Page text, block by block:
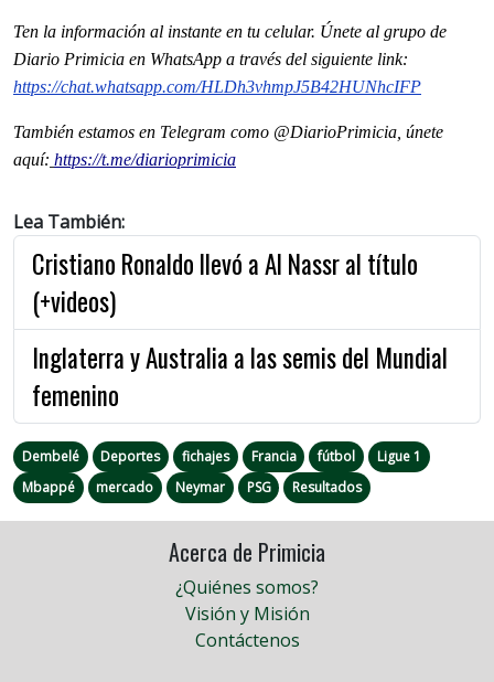
Ten la información al instante en tu celular. Únete al grupo de
Diario Primicia en WhatsApp a través del siguiente link:
https://chat.whatsapp.com/HLDh3vhmpJ5B42HUNhcIFP
También estamos en Telegram como @DiarioPrimicia, únete
aquí: https://t.me/diarioprimicia
Lea También:
Cristiano Ronaldo llevó a Al Nassr al título
(+videos)
Inglaterra y Australia a las semis del Mundial
femenino
Dembelé Deportes fichajes Francia fútbol
Ligue 1
Mbappé
mercado Neymar PSG Resultados
Acerca de Primicia
¿Quiénes somos?
Visión y Misión
Contáctenos